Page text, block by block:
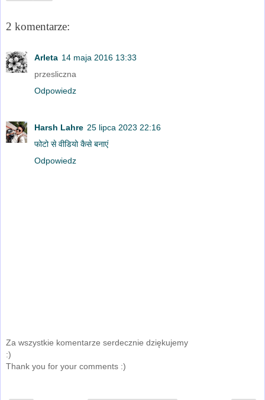
2 komentarze:
Arleta 14 maja 2016 13:33
przesliczna
Odpowiedz
Harsh Lahre 25 lipca 2023 22:16
फोटो से वीडियो कैसे बनाएं
Odpowiedz
Za wszystkie komentarze serdecznie dziękujemy
:)
Thank you for your comments :)